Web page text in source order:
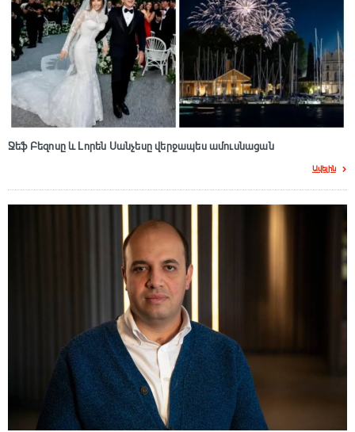
Ջեֆ Բեզոսը և Լորեն Սանչեսը վերջապես ամուսնացան
Ավելին